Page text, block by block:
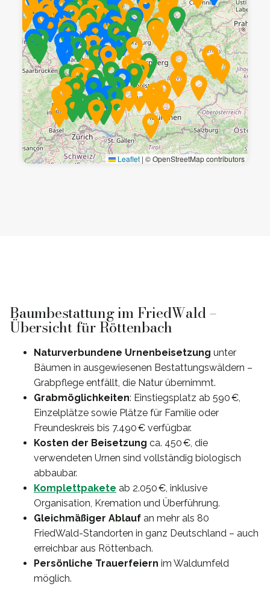
Leaflet | © OpenStreetMap contributors
Baumbestattung im FriedWald –
Übersicht für Röttenbach
Naturverbundene Urnenbeisetzung unter
Bäumen in ausgewiesenen Bestattungswäldern –
Grabpflege entfällt, die Natur übernimmt.
Grabmöglichkeiten: Einstiegsplatz ab 590 €,
Einzelplätze sowie Plätze für Familie oder
Freundeskreis bis 7.490 € verfügbar.
Kosten der Beisetzung ca. 450 €, die
verwendeten Urnen sind vollständig biologisch
abbaubar.
Komplettpakete ab 2.050 €, inklusive
Organisation, Kremation und Überführung.
Gleichmäßiger Ablauf an mehr als 80
FriedWald-Standorten in ganz Deutschland – auch
erreichbar aus Röttenbach.
Persönliche Trauerfeiern im Waldumfeld
möglich.